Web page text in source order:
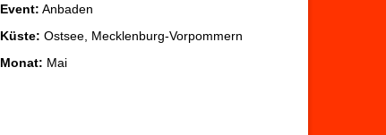
Event: Anbaden
Küste: Ostsee, Mecklenburg-Vorpommern
Monat: Mai